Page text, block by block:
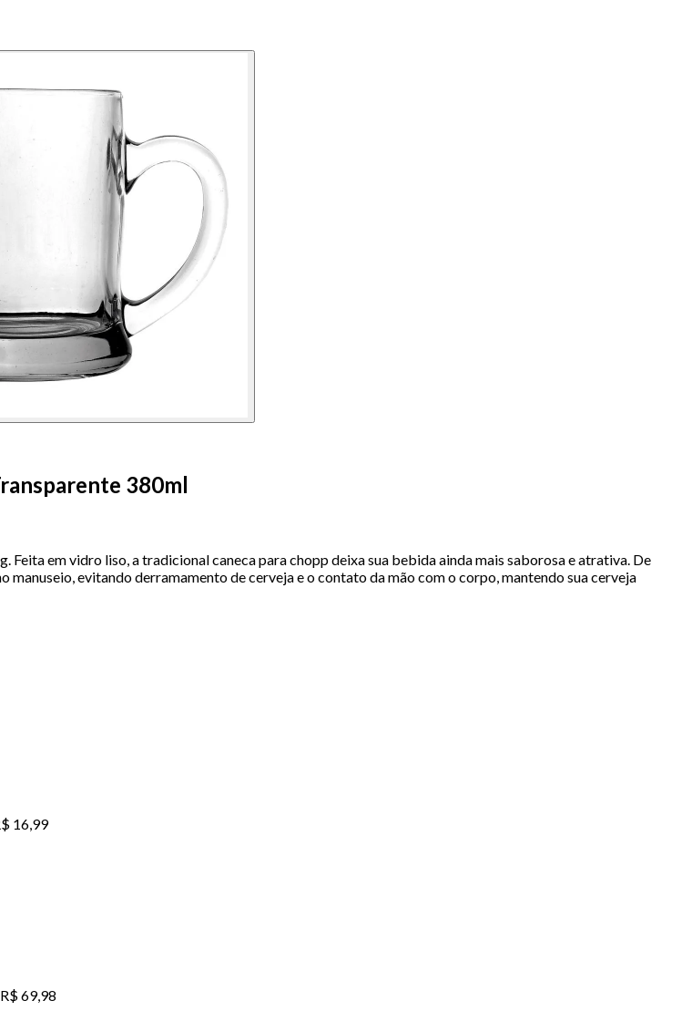
380ml
em vidro liso, a tradicional caneca para chopp deixa sua bebida ainda mais saborosa e atrativa. De
evitando derramamento de cerveja e o contato da mão com o corpo, mantendo sua cerveja
16,99
R$ 69,98